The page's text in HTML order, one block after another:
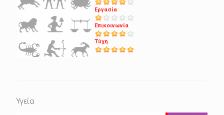
Εργασία
Επικοινωνία
Τύχη
Υγεία